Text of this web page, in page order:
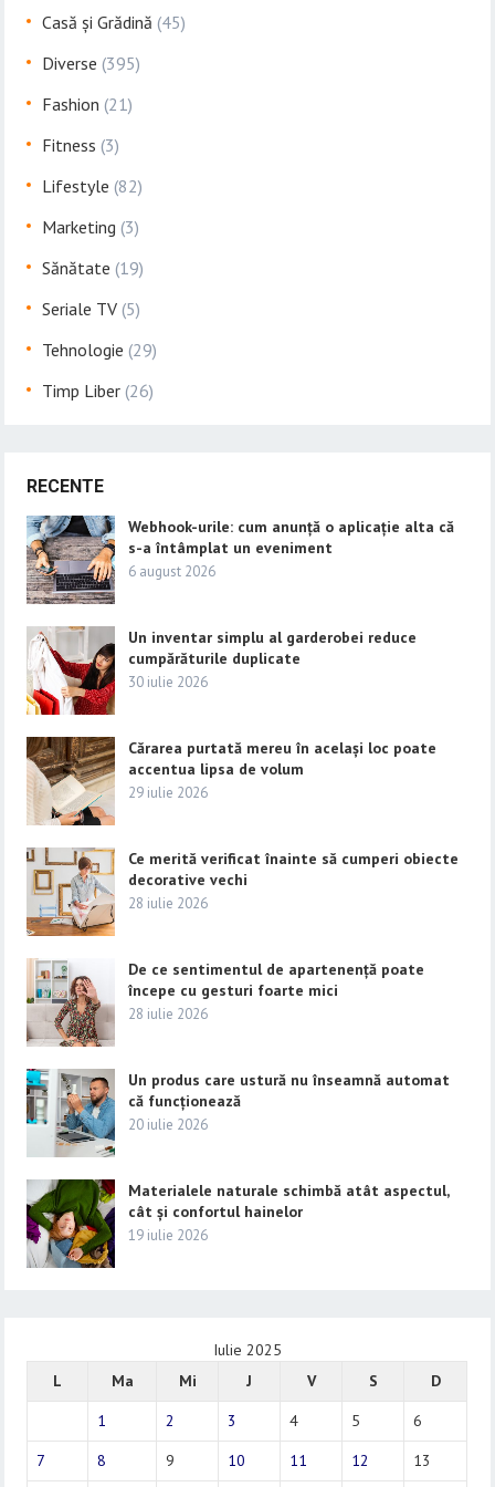
Casă și Grădină (45)
Diverse (395)
Fashion (21)
Fitness (3)
Lifestyle (82)
Marketing (3)
Sănătate (19)
Seriale TV (5)
Tehnologie (29)
Timp Liber (26)
RECENTE
Webhook-urile: cum anunță o aplicație alta că
s-a întâmplat un eveniment
6 august 2026
Un inventar simplu al garderobei reduce
cumpărăturile duplicate
30 iulie 2026
Cărarea purtată mereu în același loc poate
accentua lipsa de volum
29 iulie 2026
Ce merită verificat înainte să cumperi obiecte
decorative vechi
28 iulie 2026
De ce sentimentul de apartenență poate
începe cu gesturi foarte mici
28 iulie 2026
Un produs care ustură nu înseamnă automat
că funcționează
20 iulie 2026
Materialele naturale schimbă atât aspectul,
cât și confortul hainelor
19 iulie 2026
Iulie 2025
L
Ma Mi J V S
D
1
2 3 4 5
6
7
8 9 10 11 12 13